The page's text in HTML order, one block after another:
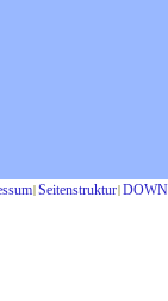
Seitenstruktur